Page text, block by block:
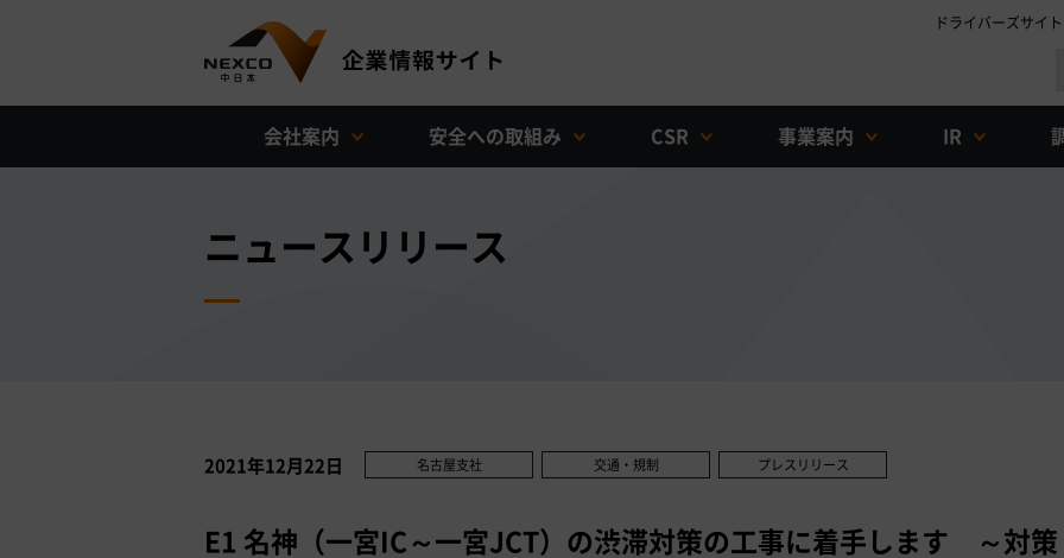
ドライバーズサイト
会社案内 安全への取組み CSR 事業案内 IR
ニュースリリース
2021年12月22日 名古屋支社 交通・規制 プレスリリース
E1 名神（一宮IC～一宮JCT）の渋滞対策の工事に着手します ～対策